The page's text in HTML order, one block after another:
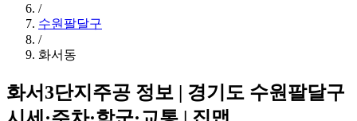
/
수원팔달구
/
화서동
화서3단지주공 정보 | 경기도 수원팔달구